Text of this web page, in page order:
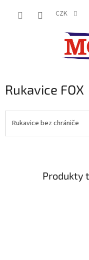
CZK
Rukavice FOX
Rukavice bez chrániče
Produkty